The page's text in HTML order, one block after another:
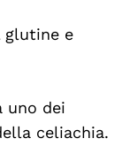
glutine e
uno dei
celiachia.